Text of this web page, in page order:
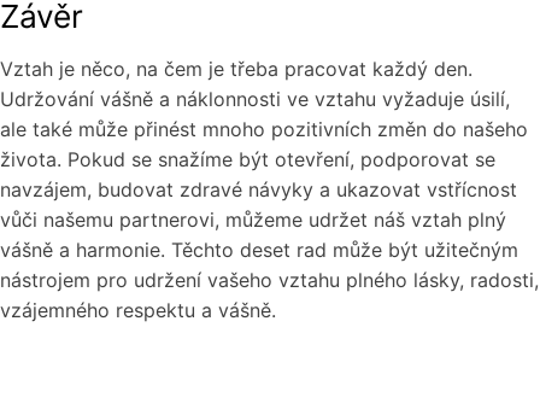
Závěr
Vztah je něco, na čem je třeba pracovat každý den.
Udržování vášně a náklonnosti ve vztahu vyžaduje úsilí,
ale také může přinést mnoho pozitivních změn do našeho
života. Pokud se snažíme být otevření, podporovat se
navzájem, budovat zdravé návyky a ukazovat vstřícnost
vůči našemu partnerovi, můžeme udržet náš vztah plný
vášně a harmonie. Těchto deset rad může být užitečným
nástrojem pro udržení vašeho vztahu plného lásky, radosti,
vzájemného respektu a vášně.